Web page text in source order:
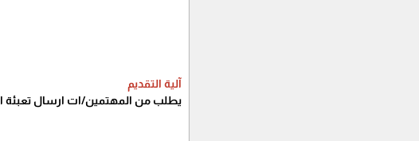
آلية التقديم
يطلب من المهتمين/ات ارسال تعبئة